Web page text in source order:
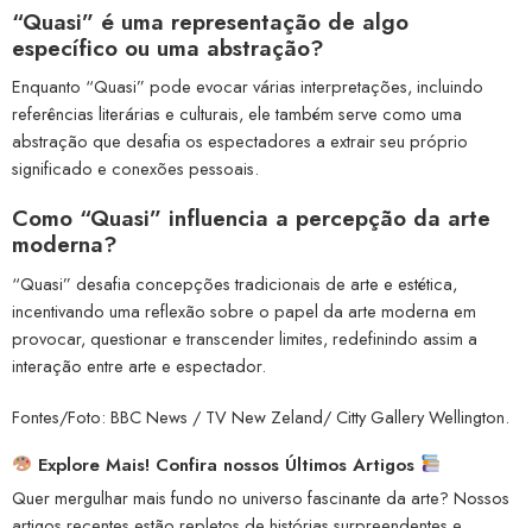
“Quasi” é uma representação de algo
específico ou uma abstração?
Enquanto “Quasi” pode evocar várias interpretações, incluindo
referências literárias e culturais, ele também serve como uma
abstração que desafia os espectadores a extrair seu próprio
significado e conexões pessoais.
Como “Quasi” influencia a percepção da arte
moderna?
“Quasi” desafia concepções tradicionais de arte e estética,
incentivando uma reflexão sobre o papel da arte moderna em
provocar, questionar e transcender limites, redefinindo assim a
interação entre arte e espectador.
Fontes/Foto: BBC News / TV New Zeland/ Citty Gallery Wellington.
Explore Mais! Confira nossos Últimos Artigos
Quer mergulhar mais fundo no universo fascinante da arte? Nossos